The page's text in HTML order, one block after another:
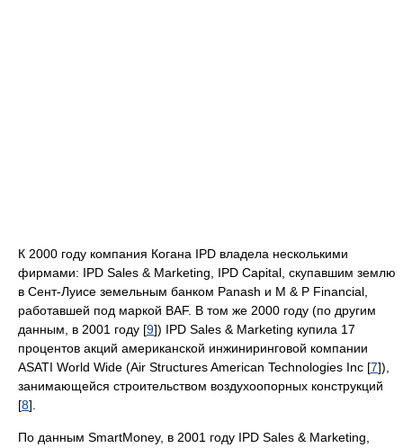
К 2000 году компания Когана IPD владела несколькими
фирмами: IPD Sales & Marketing, IPD Capital, скупавшим землю
в Сент-Луисе земельным банком Panash и M & P Financial,
работавшей под маркой BAF. В том же 2000 году (по другим
данным, в 2001 году [9]) IPD Sales & Marketing купила 17
процентов акций американской инжиниринговой компании
ASATI World Wide (Air Structures American Technologies Inc [7]),
занимающейся строительством воздухоопорных конструкций
[8].
По данным SmartMoney, в 2001 году IPD Sales & Marketing,